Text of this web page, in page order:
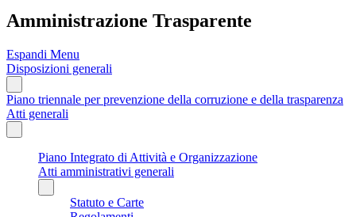
Amministrazione Trasparente
Espandi Menu
Disposizioni generali
Piano triennale per prevenzione della corruzione e della trasparenza
Atti generali
Piano Integrato di Attività e Organizzazione
Atti amministrativi generali
Statuto e Carte